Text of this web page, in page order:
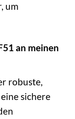
um
an meinen
robuste,
sichere